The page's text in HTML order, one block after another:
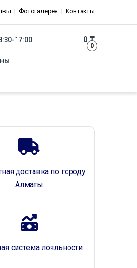
Фотогалерея Контакты
17:00
0
0₸
доставка по городу
Алматы
система лояльности